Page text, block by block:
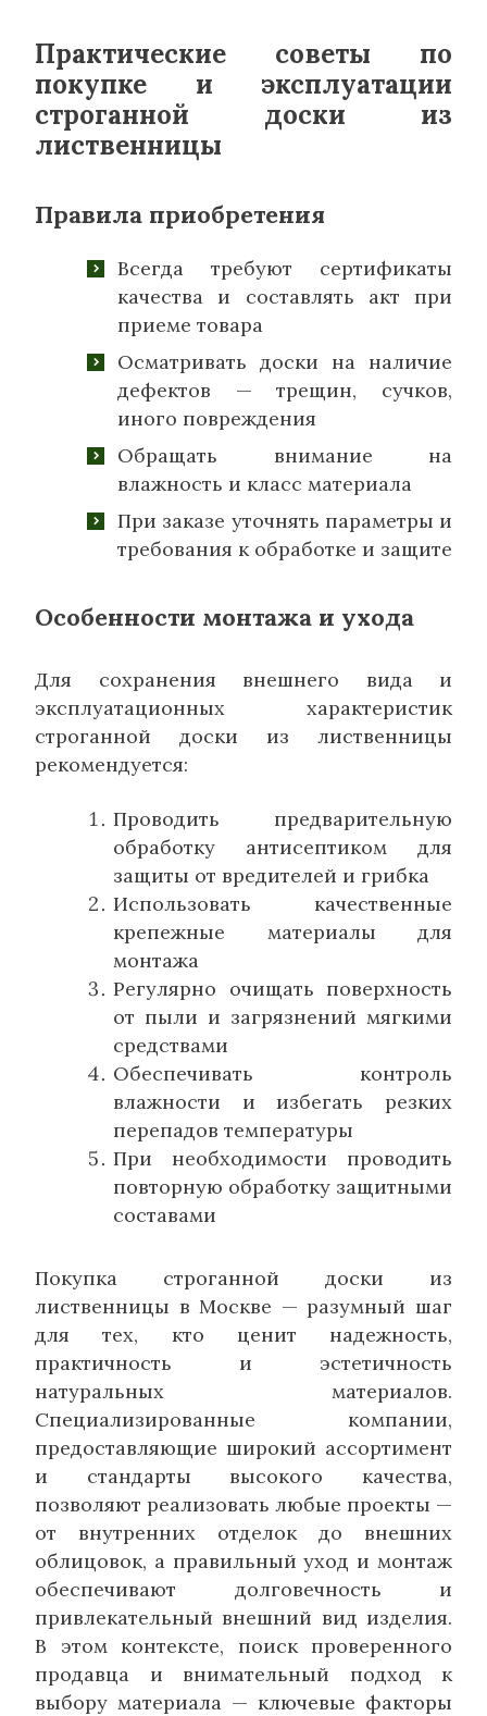
Практические советы по
покупке и эксплуатации
строганной доски из
лиственницы
Правила приобретения
Всегда требуют сертификаты
качества и составлять акт при
приеме товара
Осматривать доски на наличие
дефектов — трещин, сучков,
иного повреждения
Обращать внимание на
влажность и класс материала
При заказе уточнять параметры и
требования к обработке и защите
Особенности монтажа и ухода
Для сохранения внешнего вида и
эксплуатационных характеристик
строганной доски из лиственницы
рекомендуется:
Проводить предварительную
обработку антисептиком для
защиты от вредителей и грибка
Использовать качественные
крепежные материалы для
монтажа
Регулярно очищать поверхность
от пыли и загрязнений мягкими
средствами
Обеспечивать контроль
влажности и избегать резких
перепадов температуры
При необходимости проводить
повторную обработку защитными
составами
Покупка строганной доски из
лиственницы в Москве — разумный шаг
для тех, кто ценит надежность,
практичность и эстетичность
натуральных материалов.
Специализированные компании,
предоставляющие широкий ассортимент
и стандарты высокого качества,
позволяют реализовать любые проекты —
от внутренних отделок до внешних
облицовок, а правильный уход и монтаж
обеспечивают долговечность и
привлекательный внешний вид изделия.
В этом контексте, поиск проверенного
продавца и внимательный подход к
выбору материала — ключевые факторы